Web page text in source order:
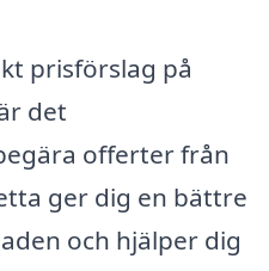
prisförslag på
det
offerter från
ger dig en bättre
och hjälper dig